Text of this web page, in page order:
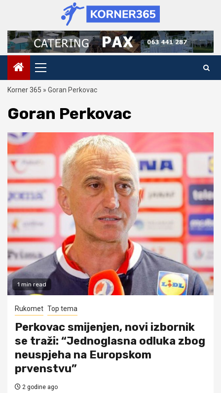
content
Primary
Menu
Korner 365 » Goran Perkovac
Goran Perkovac
1 min read
Rukomet Top tema
Perkovac smijenjen, novi izbornik
se traži: “Jednoglasna odluka zbog
neuspjeha na Europskom
prvenstvu”
2 godine ago